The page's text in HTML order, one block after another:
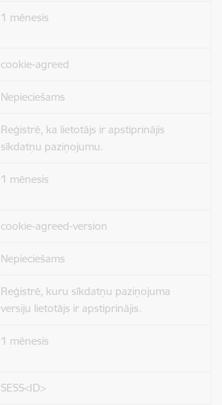
1 mēnesis
cookie-agreed
Nepieciešams
Reģistrē, ka lietotājs ir apstiprinājis
sīkdatņu paziņojumu.
1 mēnesis
cookie-agreed-version
Nepieciešams
Reģistrē, kuru sīkdatņu paziņojuma
versiju lietotājs ir apstiprinājis.
1 mēnesis
SESS<ID>